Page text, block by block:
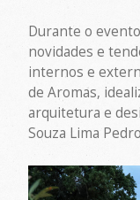
Durante o
novidades e
internos e
de Aromas,
arquitetura e
Souza Lima